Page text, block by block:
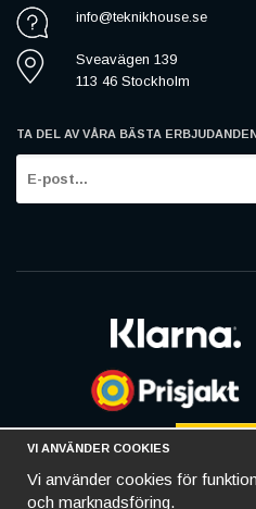
info@teknikhouse.se
Sveavägen 139
113 46 Stockholm
TA DEL AV VÅRA BÄSTA
VI ANVÄNDER COOKIES
Vi använder cookies för
och marknadsföring.